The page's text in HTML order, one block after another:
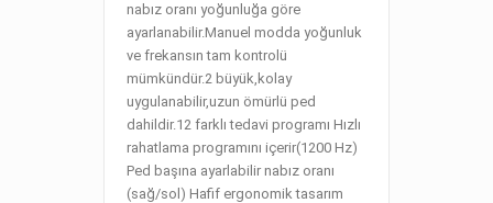
nabız oranı yoğunluğa göre
ayarlanabilir.Manuel modda yoğunluk
ve frekansın tam kontrolü
mümkündür.2 büyük,kolay
uygulanabilir,uzun ömürlü ped
dahildir.12 farklı tedavi programı Hızlı
rahatlama programını içerir(1200 Hz)
Ped başına ayarlabilir nabız oranı
(sağ/sol) Hafif ergonomik tasarım